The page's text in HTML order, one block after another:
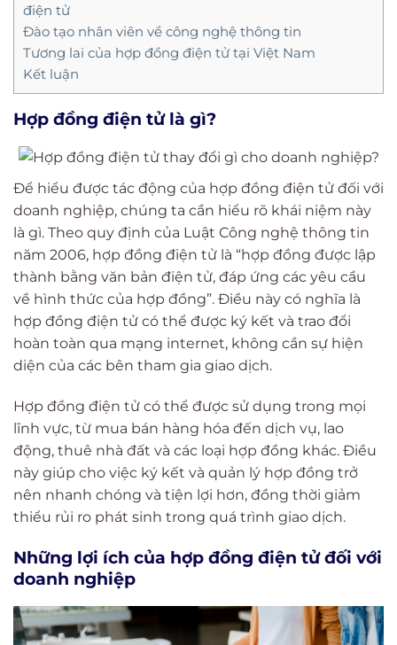
điện tử
Đào tạo nhân viên về công nghệ thông tin
Tương lai của hợp đồng điện tử tại Việt Nam
Kết luận
Hợp đồng điện tử là gì?
Để hiểu được tác động của hợp đồng điện tử đối với
doanh nghiệp, chúng ta cần hiểu rõ khái niệm này
là gì. Theo quy định của Luật Công nghệ thông tin
năm 2006, hợp đồng điện tử là “hợp đồng được lập
thành bằng văn bản điện tử, đáp ứng các yêu cầu
về hình thức của hợp đồng”. Điều này có nghĩa là
hợp đồng điện tử có thể được ký kết và trao đổi
hoàn toàn qua mạng internet, không cần sự hiện
diện của các bên tham gia giao dịch.
Hợp đồng điện tử có thể được sử dụng trong mọi
lĩnh vực, từ mua bán hàng hóa đến dịch vụ, lao
động, thuê nhà đất và các loại hợp đồng khác. Điều
này giúp cho việc ký kết và quản lý hợp đồng trở
nên nhanh chóng và tiện lợi hơn, đồng thời giảm
thiểu rủi ro phát sinh trong quá trình giao dịch.
Những lợi ích của hợp đồng điện tử đối với
doanh nghiệp